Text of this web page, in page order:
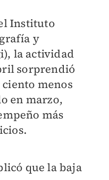
Instituto
y
la actividad
sorprendió
menos
en marzo,
más
que la baja